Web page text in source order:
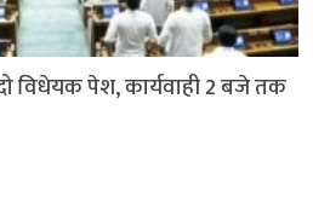
विधेयक पेश, कार्यवाही 2 बजे तक